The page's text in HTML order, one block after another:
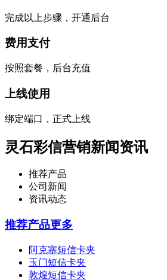
完成以上步骤，开通后台
费用支付
按照套餐，后台充值
上线使用
绑定端口，正式上线
灵石彩信营销新闻资讯
推荐产品
公司新闻
资讯动态
推荐产品更多
阿克塞短信卡夹
玉门短信卡夹
敦煌短信卡夹